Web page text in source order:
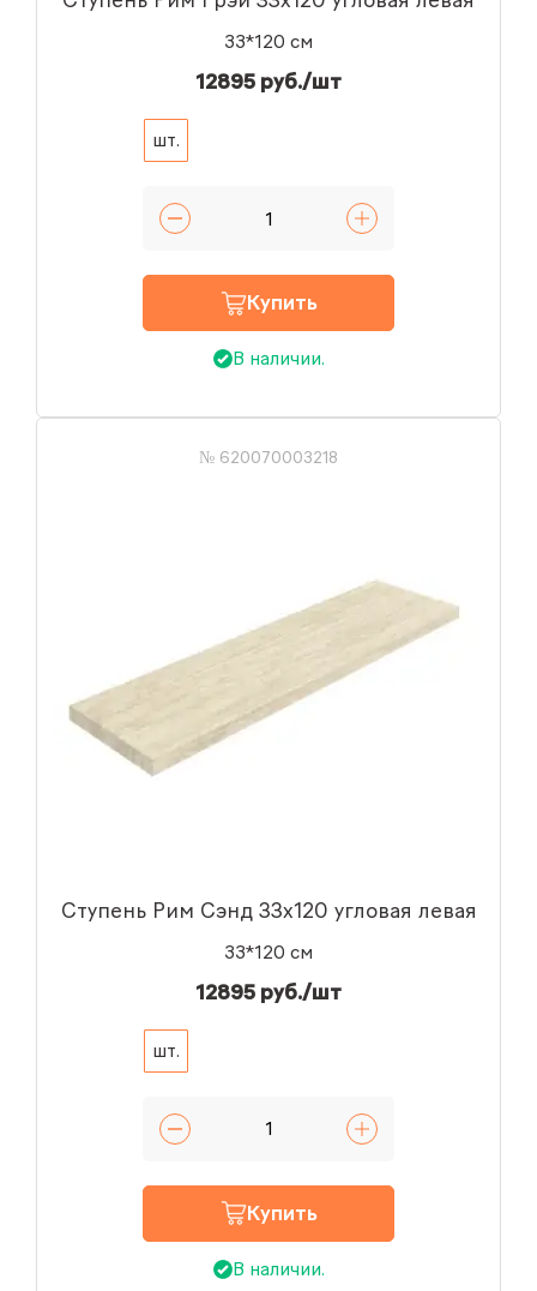
33*120 см
12895 руб./шт
шт.
Купить
В наличии.
№ 620070003218
Ступень Рим Сэнд 33x120 угловая левая
33*120 см
12895 руб./шт
шт.
Купить
В наличии.